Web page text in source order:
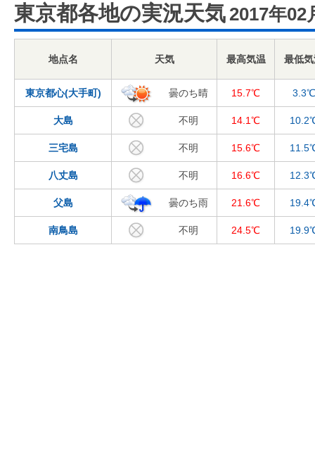
東京都各地の実況天気 2017年02
地点名 天気 最高気温 最低
東京都心(大手町) 曇のち晴 15.7℃ 3.3℃
大島 不明 14.1℃
三宅島 不明 15.6℃
八丈島 不明 16.6℃
父島 曇のち雨 21.6℃
南鳥島 不明 24.5℃